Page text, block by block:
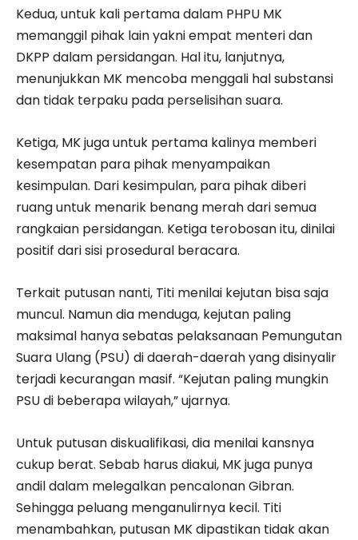
Kedua, untuk kali pertama dalam PHPU MK
memanggil pihak lain yakni empat menteri dan
DKPP dalam persidangan. Hal itu, lanjutnya,
menunjukkan MK mencoba menggali hal substansi
dan tidak terpaku pada perselisihan suara.
Ketiga, MK juga untuk pertama kalinya memberi
kesempatan para pihak menyampaikan
kesimpulan. Dari kesimpulan, para pihak diberi
ruang untuk menarik benang merah dari semua
rangkaian persidangan. Ketiga terobosan itu, dinilai
positif dari sisi prosedural beracara.
Terkait putusan nanti, Titi menilai kejutan bisa saja
muncul. Namun dia menduga, kejutan paling
maksimal hanya sebatas pelaksanaan Pemungutan
Suara Ulang (PSU) di daerah-daerah yang disinyalir
terjadi kecurangan masif. “Kejutan paling mungkin
PSU di beberapa wilayah,” ujarnya.
Untuk putusan diskualifikasi, dia menilai kansnya
cukup berat. Sebab harus diakui, MK juga punya
andil dalam melegalkan pencalonan Gibran.
Sehingga peluang menganulirnya kecil. Titi
menambahkan, putusan MK dipastikan tidak akan